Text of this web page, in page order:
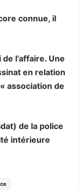
connue, il
l’affaire. Une
en relation
association de
de la police
intérieure